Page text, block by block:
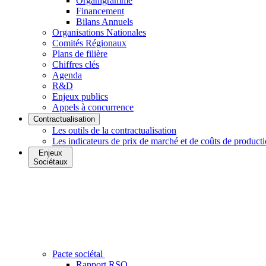
Financement
Bilans Annuels
Organisations Nationales
Comités Régionaux
Plans de filière
Chiffres clés
Agenda
R&D
Enjeux publics
Appels à concurrence
Contractualisation
Les outils de la contractualisation
Les indicateurs de prix de marché et de coûts de
Enjeux
Sociétaux
Pacte sociétal